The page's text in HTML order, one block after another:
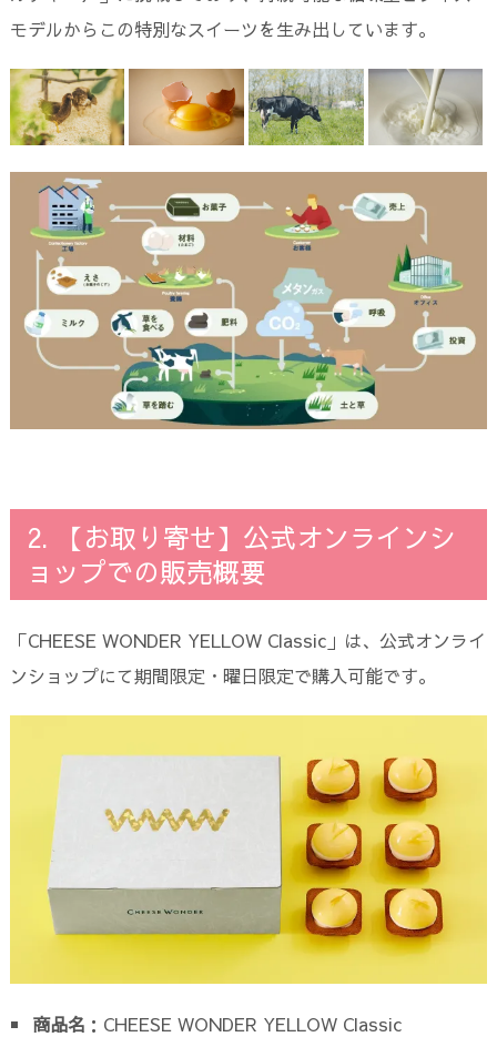
モデルからこの特別なスイーツを生み出しています。
2. 【お取り寄せ】公式オンラインシ
ョップでの販売概要
「CHEESE WONDER YELLOW Classic」は、公式オンライ
ンショップにて期間限定・曜日限定で購入可能です。
商品名 ：CHEESE WONDER YELLOW Classic